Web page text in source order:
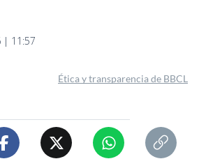
| 11:57
Ética y transparencia de BBCL